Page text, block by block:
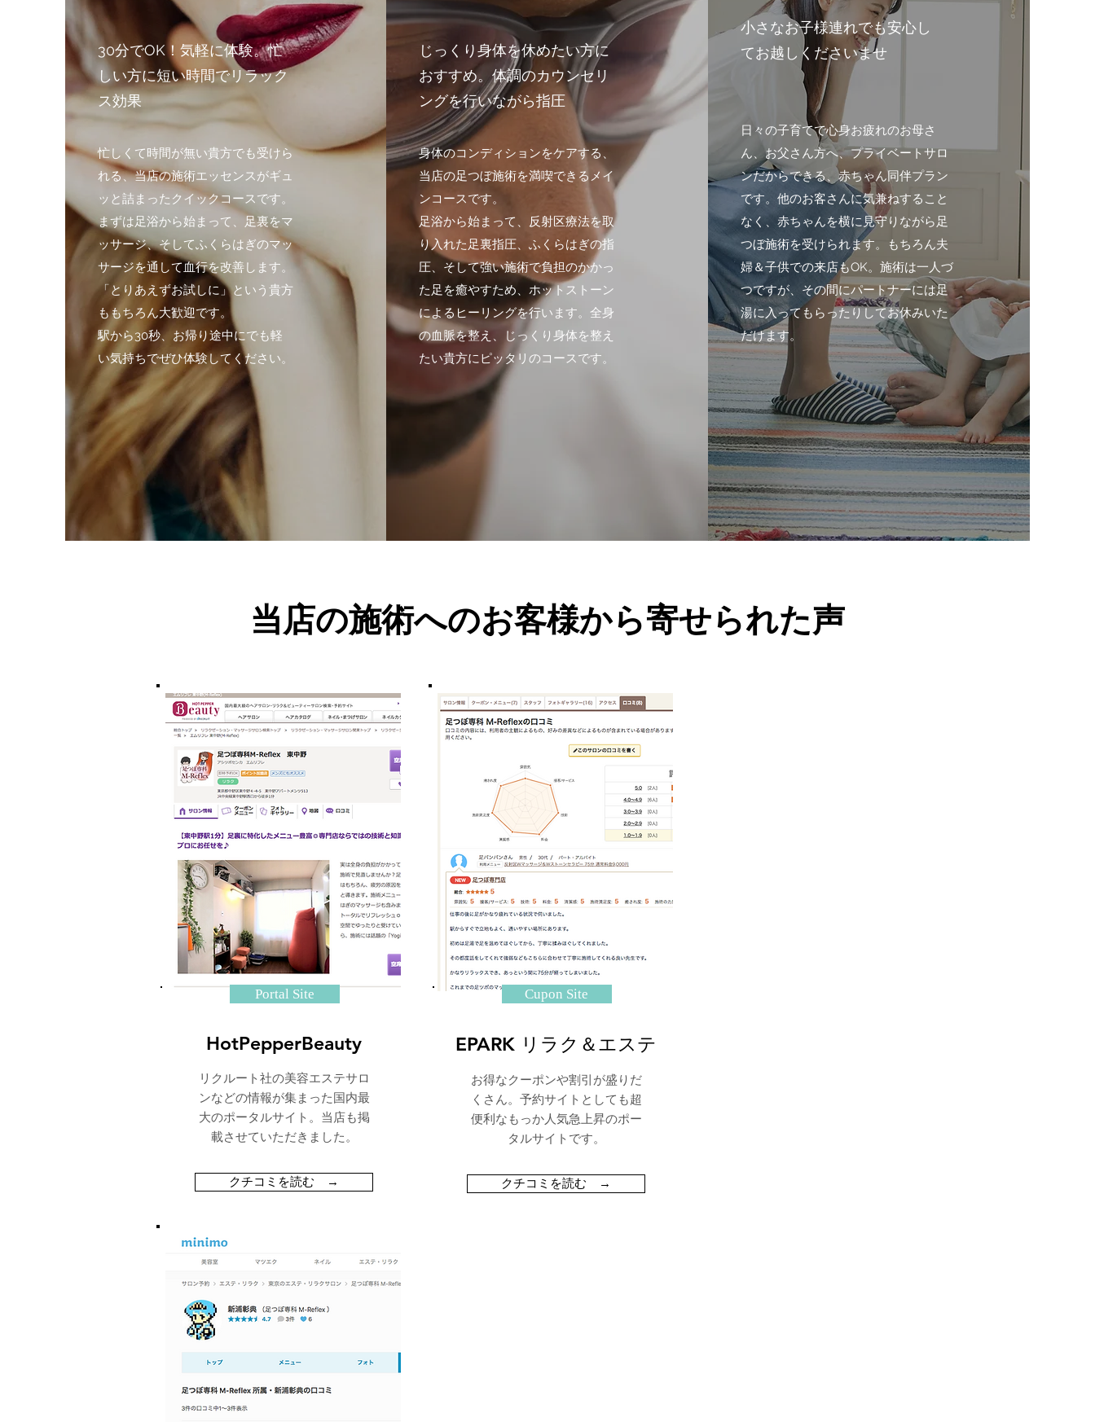
30分でOK！気軽に体験。忙
しい方に短い時間でリラック
ス効果
忙しくて時間が無い貴方でも受けら
れる、当店の施術エッセンスがギュ
ッと詰まったクイックコースです。
まずは足浴から始まって、足裏をマ
ッサージ、そしてふくらはぎのマッ
サージを通して血行を改善します。
「とりあえずお試しに」という貴方
ももちろん大歓迎です。
駅から30秒、お帰り途中にでも軽
い気持ちでぜひ体験してください。
じっくり身体を休めたい方に
おすすめ。体調のカウンセリ
ングを行いながら指圧
身体のコンディションをケアする、
当店の足つぼ施術を満喫できるメイ
ンコースです。
足浴から始まって、反射区療法を取
り入れた足裏指圧、ふくらはぎの指
圧、そして強い施術で負担のかかっ
た足を癒やすため、ホットストーン
によるヒーリングを行います。全身
の血脈を整え、じっくり身体を整え
たい貴方にピッタリのコースです。
小さなお子様連れでも安心し
てお越しくださいませ
日々の子育てで心身お疲れのお母さ
ん、お父さん方へ、プライベートサロ
ンだからできる、赤ちゃん同伴プラン
です。他のお客さんに気兼ねすること
なく、赤ちゃんを横に見守りながら足
つぼ施術を受けられます。もちろん夫
婦＆子供での来店もOK。施術は一人づ
つですが、その間にパートナーには足
湯に入ってもらったりしてお休みいた
だけます。
当店の施術へのお客様から寄せられた声
Portal Site
HotPepperBeauty
リクルート社の美容エステサロ
ンなどの情報が集まった国内最
大のポータルサイト。当店も掲
載させていただきました。
クチコミを読む →
Cupon Site
EPARK リラク＆エステ
お得なクーポンや割引が盛りだ
くさん。予約サイトとしても超
便利なもっか人気急上昇のポー
タルサイトです。
クチコミを読む →